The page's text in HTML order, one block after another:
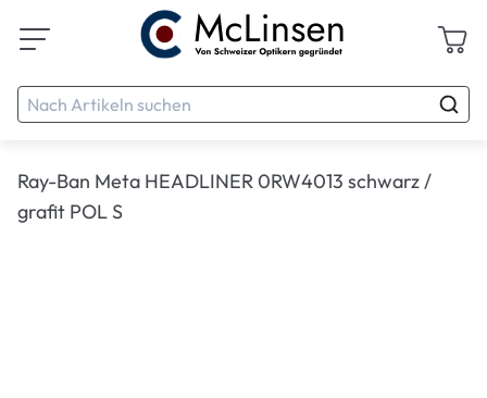
Ray-Ban Meta HEADLINER 0RW4013 schwarz /
grafit POL S